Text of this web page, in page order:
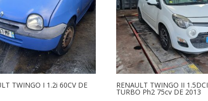
TWINGO I 1.2i 60CV DE RENAULT TWINGO II 1.5DCI
TURBO Ph2 75cv DE 2013